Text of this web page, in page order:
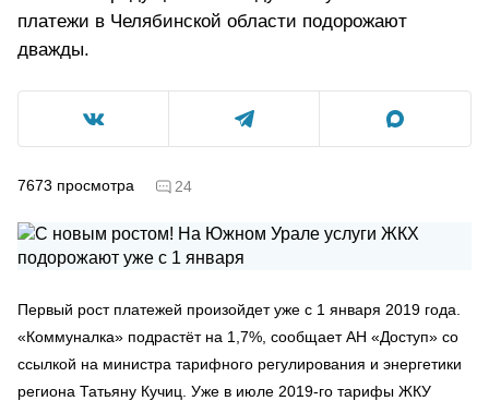
платежи в Челябинской области подорожают
дважды.
7673 просмотра 24
Первый рост платежей произойдет уже с 1 января 2019 года.
«Коммуналка» подрастёт на 1,7%, сообщает АН «Доступ» со
ссылкой на министра тарифного регулирования и энергетики
региона Татьяну Кучиц. Уже в июле 2019-го тарифы ЖКУ